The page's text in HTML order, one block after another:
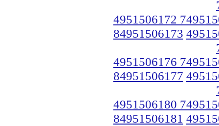
4951506172
84951506173
4951506176
84951506177
4951506180
84951506181